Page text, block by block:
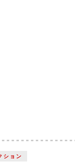
ション